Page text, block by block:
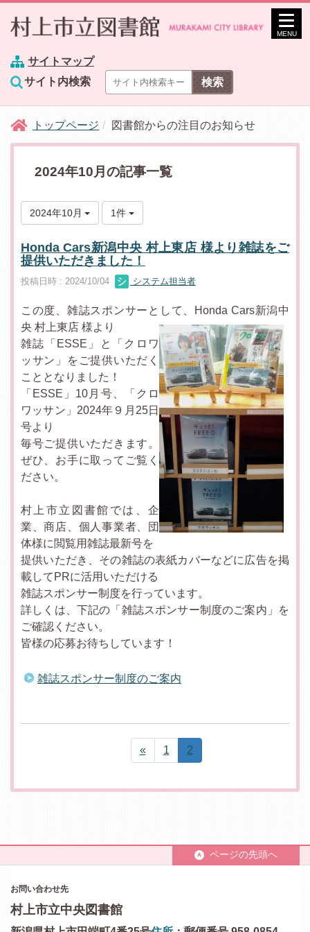
サイトマップ
サイト内検索
MENU
トップページ 図書館からの注目のお知らせ
2024年10月の記事一覧
2024年10月 1件
Honda Cars新潟中央 村上東店 様より雑誌をご
提供いただきました！
投稿日時 : 2024/10/04 システム担当者
この度、雑誌スポンサーとして、Honda Cars新潟中
央 村上東店 様より
雑誌「ESSE」と「クロワ
ッサン」をご提供いただく
こととなりました！
「ESSE」10月号、「クロ
ワッサン」2024年９月25日
号より
毎号ご提供いただきます。
ぜひ、お手に取ってご覧く
ださい。
村上市立図書館では、企
業、商店、個人事業者、団
体様に閲覧用雑誌最新号を
提供いただき、その雑誌の表紙カバーなどに広告を掲
載してPRに活用いただける
雑誌スポンサー制度を行っています。
詳しくは、下記の「雑誌スポンサー制度のご案内」を
ご確認ください。
皆様の応募お待ちしています！
雑誌スポンサー制度のご案内
« 1 2
ページの先頭へ
お問い合わせ先
村上市立中央図書館